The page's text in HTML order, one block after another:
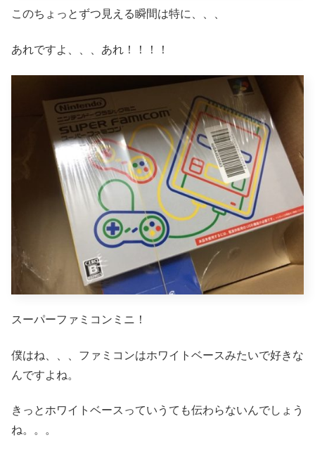
このちょっとずつ見える瞬間は特に、、、
あれですよ、、、あれ！！！！
スーパーファミコンミニ！
僕はね、、、ファミコンはホワイトベースみたいで好きな
んですよね。
きっとホワイトベースっていうても伝わらないんでしょう
ね。。。